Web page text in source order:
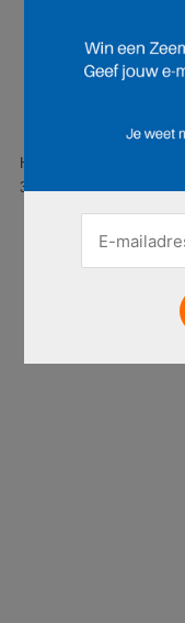
Hier is pagina 1 van 8
30.08.2025 tot